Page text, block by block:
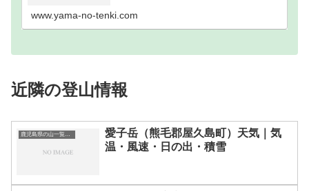
www.yama-no-tenki.com
近隣の登山情報
鹿児島県の山一覧｜標高順・標高の高い山ランキング
愛子岳（熊毛郡屋久島町）天気｜気
温・風速・日の出・積雪